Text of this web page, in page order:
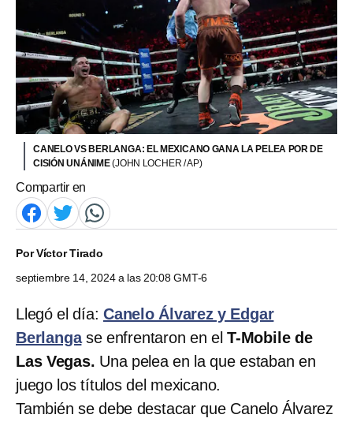
CANELO VS BERLANGA: EL MEXICANO GANA LA PELEA POR DE
CISIÓN UNÁNIME(JOHN LOCHER / AP)
Compartir en
PorVíctor Tirado
septiembre 14, 2024 a las 20:08 GMT-6
Llegó el día: Canelo Álvarez y Edgar
Berlangase enfrentaron en elT-Mobile de
Las Vegas. Una pelea en la que estaban en
juego los títulos del mexicano.
También se debe destacar que Canelo Álvarez